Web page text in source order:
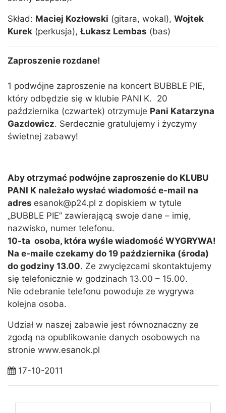
Skład: Maciej Kozłowski (gitara, wokal), Wojtek
Kurek (perkusja), Łukasz Lembas (bas)
Zaproszenie rozdane!
1 podwójne zaproszenie na koncert BUBBLE PIE,
który odbędzie się w klubie PANI K. 20
października (czwartek) otrzymuje Pani Katarzyna
Gazdowicz. Serdecznie gratulujemy i życzymy
świetnej zabawy!
Aby otrzymać podwójne zaproszenie do KLUBU
PANI K należało wysłać wiadomość e-mail na
adres esanok@p24.pl z dopiskiem w tytule
„BUBBLE PIE” zawierającą swoje dane – imię,
nazwisko, numer telefonu.
10-ta osoba, która wyśle wiadomość WYGRYWA!
Na e-maile czekamy do 19 października (środa)
do godziny 13.00. Ze zwycięzcami skontaktujemy
się telefonicznie w godzinach 13.00 – 15.00.
Nie odebranie telefonu powoduje ze wygrywa
kolejna osoba.
Udział w naszej zabawie jest równoznaczny ze
zgodą na opublikowanie danych osobowych na
stronie www.esanok.pl
17-10-2011